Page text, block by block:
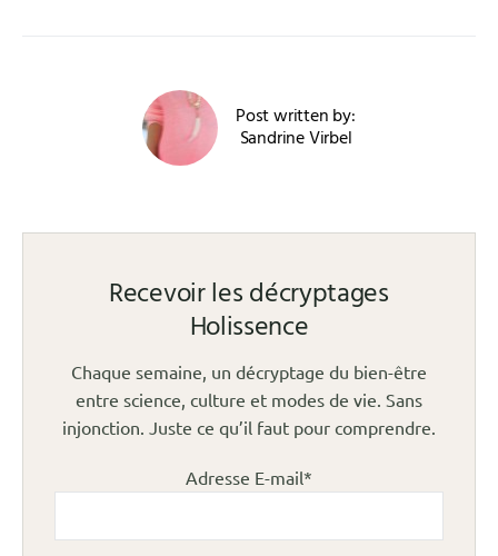
Post written by:
Sandrine Virbel
Recevoir les décryptages
Holissence
Chaque semaine, un décryptage du bien-être
entre science, culture et modes de vie. Sans
injonction. Juste ce qu’il faut pour comprendre.
Adresse E-mail*